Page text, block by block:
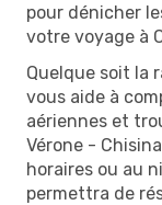
pour dénicher
votre voyage à
Quelque soit la
vous aide à
aériennes et
Vérone -
horaires ou au
permettra de